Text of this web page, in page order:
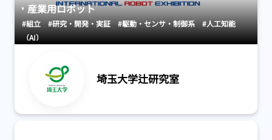
産業用ロボット
#組立 #研究・開発・実証 #駆動・センサ・制御系
#人工知能
（AI）
埼玉大学辻研究室